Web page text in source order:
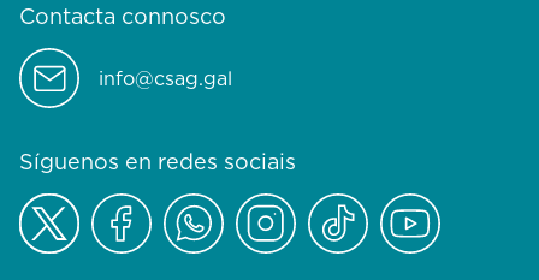
Contacta connosco
info@csag.gal
Síguenos en redes sociais